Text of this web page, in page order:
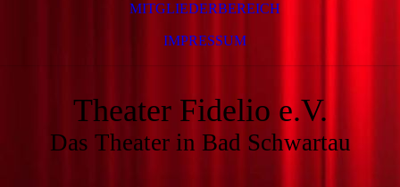
MITGLIEDERBEREICH
IMPRESSUM
Theater Fidelio e.V.
Das Theater in Bad Schwartau